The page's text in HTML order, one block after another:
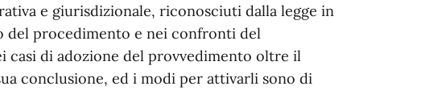
e giurisdizionale, riconosciuti dalla legge in
del procedimento e nei confronti del
casi di adozione del provvedimento oltre il
conclusione, ed i modi per attivarli sono di